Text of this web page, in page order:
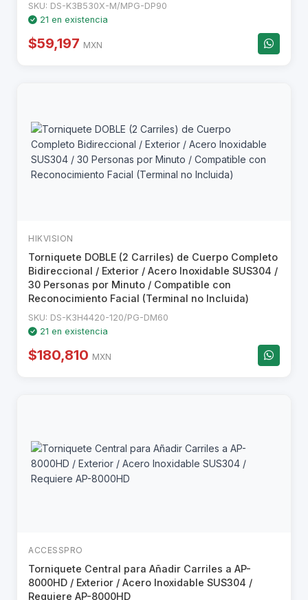
SKU: DS-K3B530X-M/MPG-DP90
21 en existencia
$59,197 MXN
HIKVISION
Torniquete DOBLE (2 Carriles) de Cuerpo Completo
Bidireccional / Exterior / Acero Inoxidable SUS304 /
30 Personas por Minuto / Compatible con
Reconocimiento Facial (Terminal no Incluida)
SKU: DS-K3H4420-120/PG-DM60
21 en existencia
$180,810 MXN
ACCESSPRO
Torniquete Central para Añadir Carriles a AP-
8000HD / Exterior / Acero Inoxidable SUS304 /
Requiere AP-8000HD